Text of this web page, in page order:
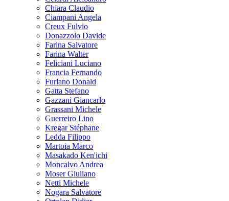
Chiara Claudio
Ciampani Angela
Creux Fulvio
Donazzolo Davide
Farina Salvatore
Farina Walter
Feliciani Luciano
Francia Fernando
Furlano Donald
Gatta Stefano
Gazzani Giancarlo
Grassani Michele
Guerreiro Lino
Kregar Stéphane
Ledda Filippo
Martoia Marco
Masakado Ken'ichi
Moncalvo Andrea
Moser Giuliano
Netti Michele
Nogara Salvatore